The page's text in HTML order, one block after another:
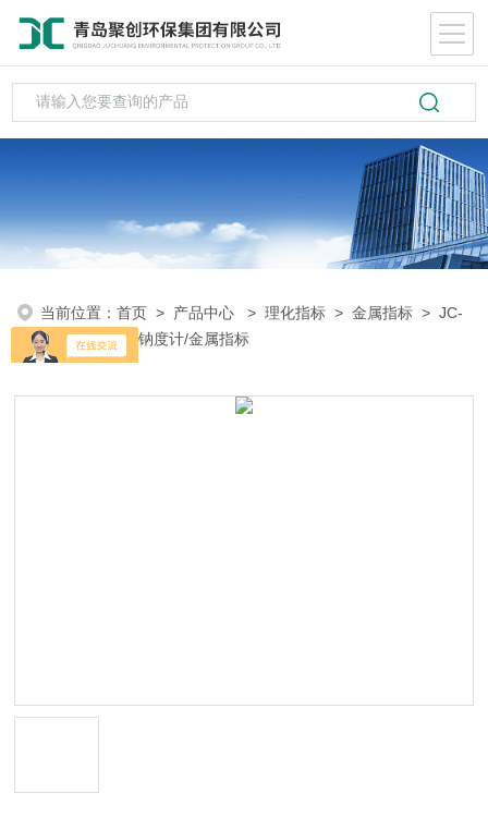
当前位置：首页 > 产品中心 >理化指标 >金属指标 > JC-
NaS-50型台式钠度计/金属指标